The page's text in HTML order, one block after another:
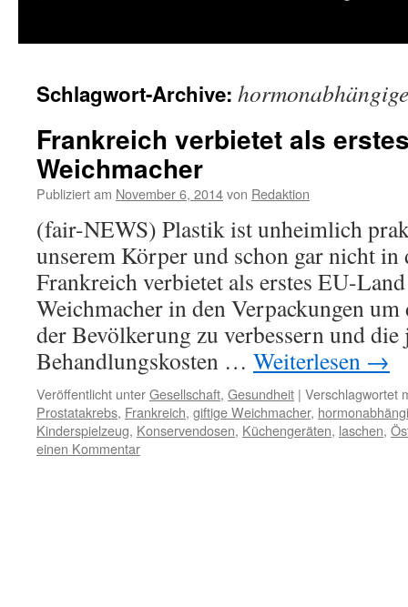
Schlagwort-Archive:
Frankreich verbietet als
Weichmacher
Publiziert am November 6, 2014von Redaktion
(fair-NEWS) Plastik ist unheimlich
unserem Körper und schon gar nicht in
Frankreich verbietet als erstes EU-
Weichmacher in den Verpackungen um
der Bevölkerung zu verbessern und
Behandlungskosten … Weiterlesen →
Veröffentlicht unterGesellschaft, Gesundheit | Verschlagwortet
Prostatakrebs, Frankreich, giftige Weichmacher,
Kinderspielzeug, Konservendosen, Küchengeräten, laschen,
einen Kommentar